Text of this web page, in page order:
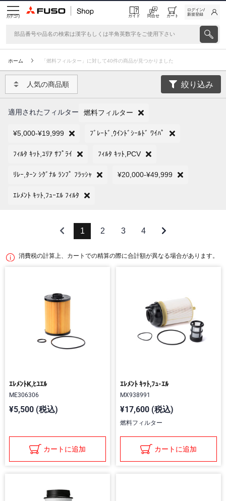
カテゴリ ガイド 問合せ カート
ログイン/
新規登録
ホーム 「燃料フィルター」に対して40件の商品が見つかりました
人気の商品順 絞り込み
適用されたフィルター 燃料フィルター
¥5,000-¥19,999 ﾌﾞﾚｰﾄﾞ,ｳｲﾝﾄﾞｼｰﾙﾄﾞ ﾜｲﾊﾟ
ﾌｨﾙﾀ ｷｯﾄ,ﾕﾘｱ ｻﾌﾟﾗｲ ﾌｨﾙﾀ ｷｯﾄ,PCV
ﾘﾚｰ,ﾀｰﾝ ｼｸﾞﾅﾙ ﾗﾝﾌﾟ ﾌﾗｯｼｬ ¥20,000-¥49,999
ｴﾚﾒﾝﾄ ｷｯﾄ,ﾌｭｰｴﾙ ﾌｨﾙﾀ
1 2 3 4
消費税の計算上、カートでの精算の際に合計額が異なる場合があります。
ｴﾚﾒﾝﾄK,ﾋﾕｴﾙ
ME306306
¥5,500 (税込)
カートに追加
ｴﾚﾒﾝﾄ ｷｯﾄ,ﾌｭ-ｴﾙ
MX938991
¥17,600 (税込)
燃料フィルター
カートに追加